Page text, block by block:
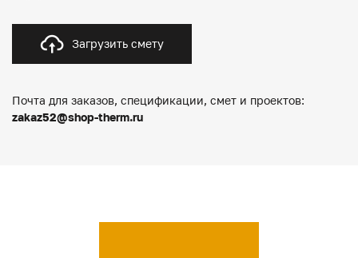
Загрузить смету
Почта для заказов, спецификации, смет и проектов:
zakaz52@shop-therm.ru